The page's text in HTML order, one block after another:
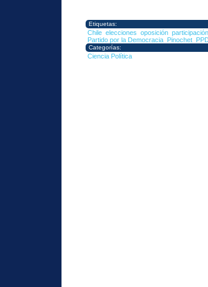
Etiquetas:
Chile elecciones oposición
Partido por la Democracia Pinochet
Categorías:
Ciencia Política